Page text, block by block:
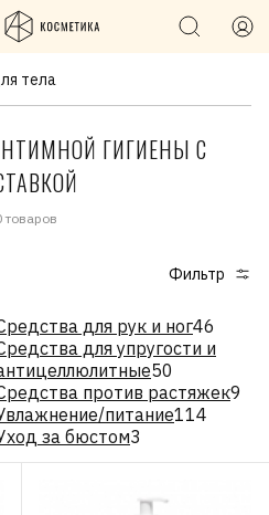
тела
ГИГИЕНЫ С
товаров
Фильтр
для рук и ног46
для упругости и
50
против растяжек9
питание114
за бюстом3